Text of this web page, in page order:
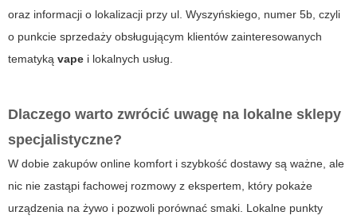
oraz informacji o lokalizacji przy ul. Wyszyńskiego, numer 5b, czyli
o punkcie sprzedaży obsługującym klientów zainteresowanych
tematyką vape i lokalnych usług.
Dlaczego warto zwrócić uwagę na lokalne sklepy
specjalistyczne?
W dobie zakupów online komfort i szybkość dostawy są ważne, ale
nic nie zastąpi fachowej rozmowy z ekspertem, który pokaże
urządzenia na żywo i pozwoli porównać smaki. Lokalne punkty